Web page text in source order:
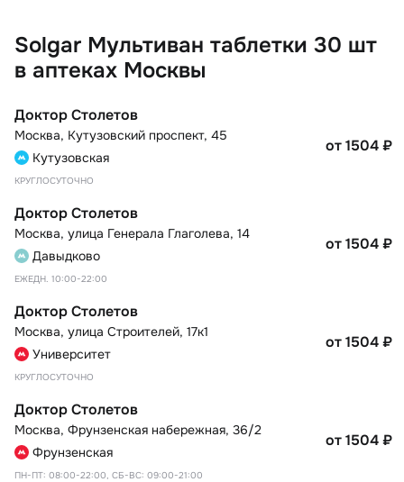
Solgar Мультиван таблетки 30 шт
в аптеках Москвы
Доктор Столетов
Москва, Кутузовский проспект, 45
Кутузовская
КРУГЛОСУТОЧНО
от 1504₽
Доктор Столетов
Москва, улица Генерала Глаголева, 14
Давыдково
ЕЖЕДН. 10:00-22:00
от 1504₽
Доктор Столетов
Москва, улица Строителей, 17к1
Университет
КРУГЛОСУТОЧНО
от 1504₽
Доктор Столетов
Москва, Фрунзенская набережная, 36/2
Фрунзенская
ПН-ПТ: 08:00-22:00, СБ-ВС: 09:00-21:00
от 1504₽